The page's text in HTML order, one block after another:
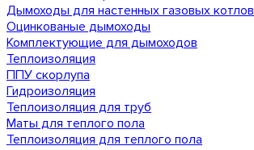
Дымоходы для настенных газовых котлов
Оцинкованые дымоходы
Комплектующие для дымоходов
Теплоизоляция
ППУ скорлупа
Гидроизоляция
Теплоизоляция для труб
Маты для теплого пола
Теплоизоляция для теплого пола